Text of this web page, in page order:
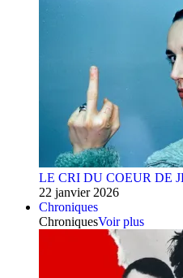
LE CRI DU COEUR DE
22 janvier 2026
Chroniques
ChroniquesVoir plus